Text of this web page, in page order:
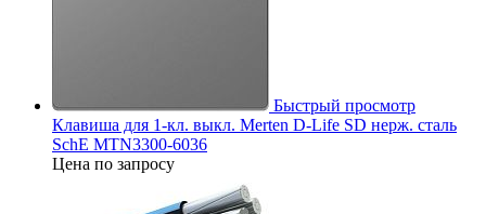
Быстрый просмотр
Клавиша для 1-кл. выкл. Merten D-Life SD нерж. сталь
SchE MTN3300-6036
Цена по запросу